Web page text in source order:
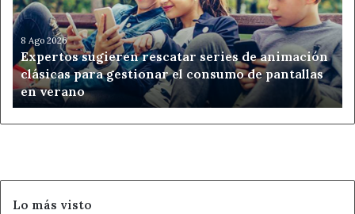
de
animación
clásicas
para
gestionar
el
consumo
de
8 Ago 2026
Expertos sugieren rescatar series de animación
clásicas para gestionar el consumo de pantallas
en verano
Lo más visto